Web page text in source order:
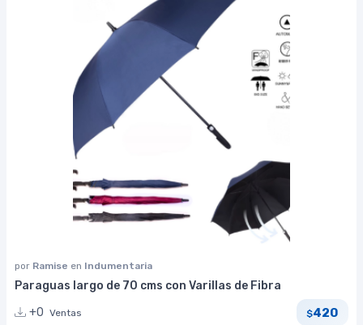
por Ramise en Indumentaria
Paraguas largo de 70 cms con Varillas de Fibra
+0 Ventas $420